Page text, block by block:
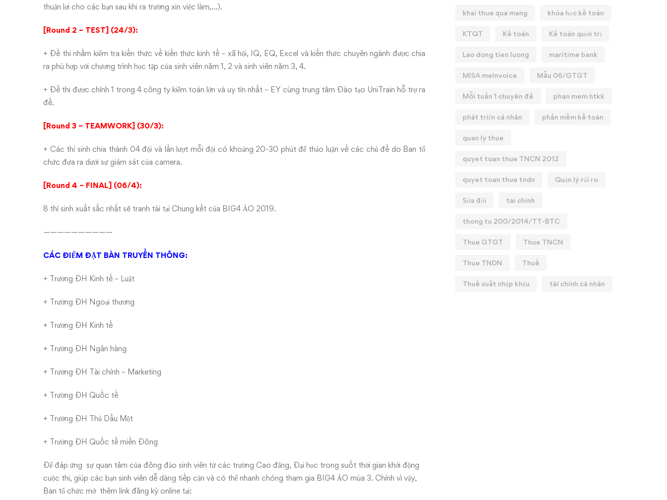
thuận lợi cho các bạn sau khi ra trường xin việc làm,…).
[Round 2 – TEST] (24/3):
+ Đề thi nhằm kiểm tra kiến thức về kiến thức kinh tế – xã hội, IQ, EQ, Excel và kiến thức chuyên ngành được chia
ra phù hợp với chương trình học tập của sinh viên năm 1, 2 và sinh viên năm 3, 4.
+ Đề thi được chính 1 trong 4 công ty kiểm toán lớn và uy tín nhất – EY cùng trung tâm Đào tạo UniTrain hỗ trợ ra
đề.
[Round 3 – TEAMWORK] (30/3):
+ Các thí sinh chia thành 04 đội và lần lượt mỗi đội có khoảng 20-30 phút để thảo luận về các chủ đề do Ban tổ
chức đưa ra dưới sự giám sát của camera.
[Round 4 – FINAL] (06/4):
8 thí sinh xuất sắc nhất sẽ tranh tài tại Chung kết của BIG4 ẢO 2019.
——————————
CÁC ĐIỂM ĐẶT BÀN TRUYỀN THÔNG:
+ Trường ĐH Kinh tế – Luật
+ Trường ĐH Ngoại thương
+ Trường ĐH Kinh tế
+ Trường ĐH Ngân hàng
+ Trường ĐH Tài chính – Marketing
+ Trường ĐH Quốc tế
+ Trường ĐH Thủ Dầu Một
+ Trường ĐH Quốc tế miền Đông
Để đáp ứng sự quan tâm của đông đảo sinh viên từ các trường Cao đẳng, Đại học trong suốt thời gian khởi động
cuộc thi, giúp các bạn sinh viên dễ dàng tiếp cận và có thể nhanh chóng tham gia BIG4 ẢO mùa 3. Chính vì vậy,
Ban tổ chức mở thêm link đăng ký online tại:
khai thue qua mang khóa học kế toán
KTQT Kế toán Kế toán quản trị
Lao dong tien luong maritime bank
MISA meInvoice Mẫu 06/GTGT
Mỗi tuần 1 chuyên đề phan mem htkk
phát triển cá nhân phần mềm kế toán
quan ly thue
quyet toan thue TNCN 2012
quyet toan thue tndn Quản lý rủi ro
Sửa đổi tai chinh
thong tu 200/2014/TT-BTC
Thue GTGT Thue TNCN
Thue TNDN Thuế
Thuế xuất nhập khẩu tài chính cá nhân